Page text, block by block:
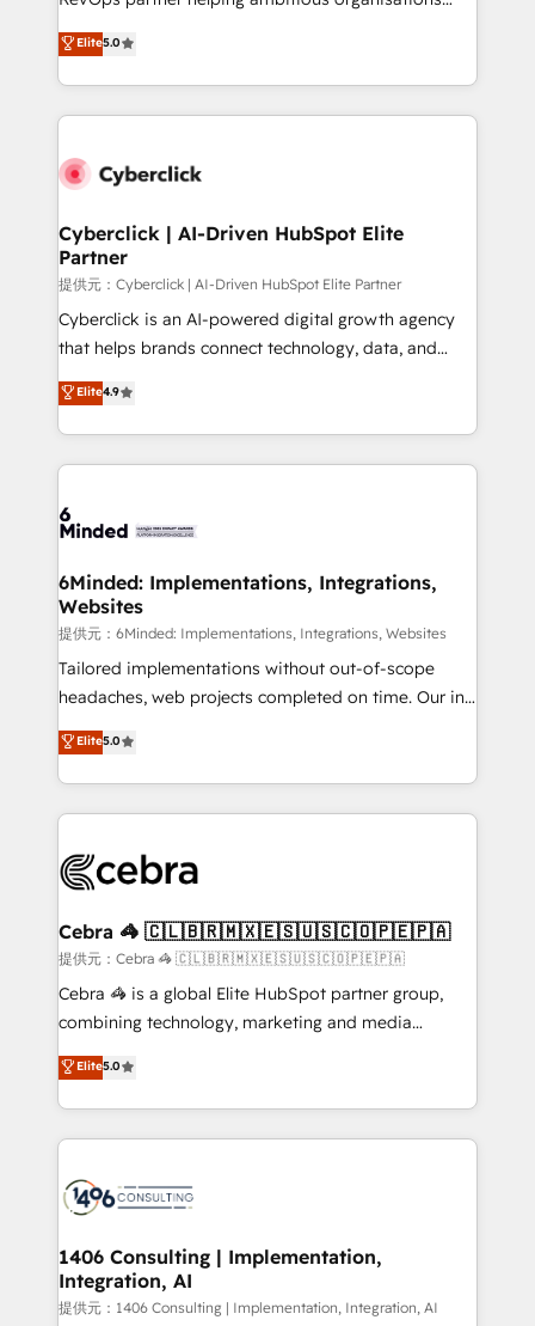
the United States, EU, UAE, Mexico and Latin
America. From casual user to super fan: make
grow with clarity, confidence, and intelligence.
Operating across the UK, Netherlands, Ireland, and
Canada, we’ve delivered thousands of successful
HubSpot projects for mid-market and enterprise
combine HubSpot, data, and AI to design connected
and technology for predictable, scalable revenue
growth. Our expertise spans RevOps, CRM and data
architecture, AI enablement, and strategic marketing,
delivered through our proprietary FLAIR framework
for responsible AI adoption. As a HubSpot Elite
we blend strategy, creativity, and technology to help
organisations scale smarter and grow stronger.
Elite5.0
Cyberclick | AI-Driven HubSpot Elite
Partner
提供元：Cyberclick | AI-Driven HubSpot Elite Partner
Cyberclick is an AI-powered digital growth agency
that helps brands connect technology, data, and
creativity to achieve measurable results. Founded in
Barcelona and operating across Spain, LATAM, and
the UK, we support global companies in building
smarter marketing, sales, and customer success
Iberia (Spain & Portugal), we combine human insight
growth. Our multidisciplinary team designs solutions
that simplify complexity, boost performance, and
turn innovation into real impact. 🌍 Highlights •
HubSpot Partner since 2012 • 2022 EMEA Impact
Award: Best Integration • 150+ successful HubSpot
technology for integrations • Multilingual team:
English, Spanish, Portuguese & Italian 👉 Grow
Elite4.9
6Minded: Implementations, Integrations,
Websites
提供元：6Minded: Implementations, Integrations, Websites
Tailored implementations without out-of-scope
headaches, web projects completed on time. Our in-
house team of certified CRM architects, experts,
developers, designers, and marketers handles all
aspects of your HubSpot. ✨ 400+ global clients ✨
100+ seamless migrations from 15+ different CRMs
implementations, and 5,000+ pages ✨ CS: Clients
CS: 245% organic growth & +751% new visitors for a
full-funnel HubSpot project ✨ CS: 415% conversion
boost with a new HubSpot site Recognized leaders:
🏆 HubSpot Platform Migration Impact Award 🏆
Inbound Campaign of the Year 🏆 Gold AVA Digital
Award for Best Website 🌟 Accreditations: CRM
Elite5.0
Cebra 🦓 🇨🇱🇧🇷🇲🇽🇪🇸🇺🇸🇨🇴🇵🇪🇵🇦
提供元：Cebra 🦓 🇨🇱🇧🇷🇲🇽🇪🇸🇺🇸🇨🇴🇵🇪🇵🇦
Cebra 🦓 is a global Elite HubSpot partner group,
combining technology, marketing and media
expertise across Latin America and Southern
Europe, with teams across 7 countries. Born in Chile,
we combine local insight with international reach to
help businesses grow through technology, creativity,
500+ HubSpot implementations, building end-to-
inbound and loop marketing, content, and digital
creativity. Our multicultural team works in Spanish,
Portuguese, and English to design scalable strategies
Elite5.0
1406 Consulting | Implementation,
Integration, AI
提供元：1406 Consulting | Implementation, Integration, AI